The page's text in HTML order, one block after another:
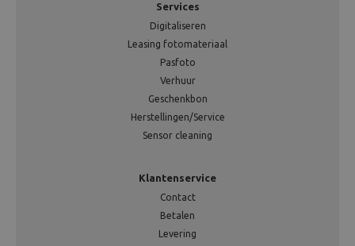
Services
Digitaliseren
Leasing fotomateriaal
Pasfoto
Verhuur
Geschenkbon
Herstellingen/Service
Sensor cleaning
Klantenservice
Contact
Betalen
Levering